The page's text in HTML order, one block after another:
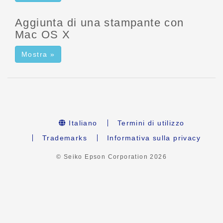
Aggiunta di una stampante con
Mac OS X
Mostra »
Italiano
Termini di utilizzo
Trademarks
Informativa sulla privacy
© Seiko Epson Corporation2026